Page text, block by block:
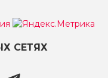
СЕТЯХ